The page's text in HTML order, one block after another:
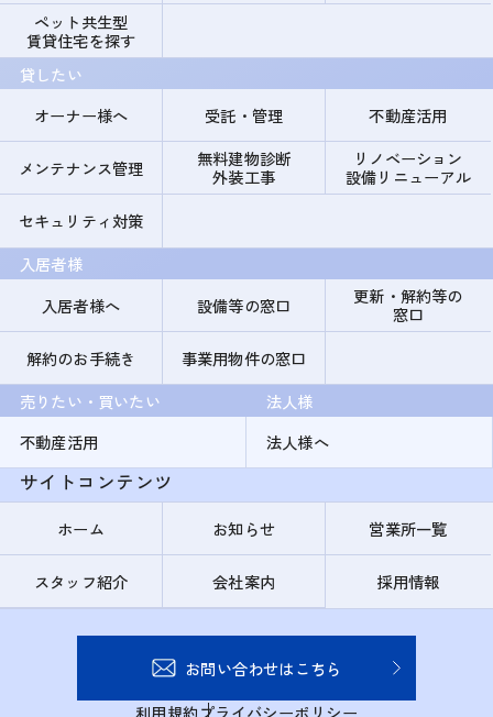
ペット共生型
賃貸住宅を探す
貸したい
オーナー様へ
受託・管理 不動産活用
メンテナンス管理
無料建物診断
外装工事
リノベーション
設備リニューアル
セキュリティ対策
入居者様
入居者様へ
設備等の窓口
更新・解約等の
窓口
解約のお手続き
事業用物件の窓口
売りたい・買いたい
不動産活用
法人様
法人様へ
サイトコンテンツ
ホーム お知らせ 営業所一覧
スタッフ紹介 会社案内 採用情報
お問い合わせはこちら
利用規約プライバシーポリシー